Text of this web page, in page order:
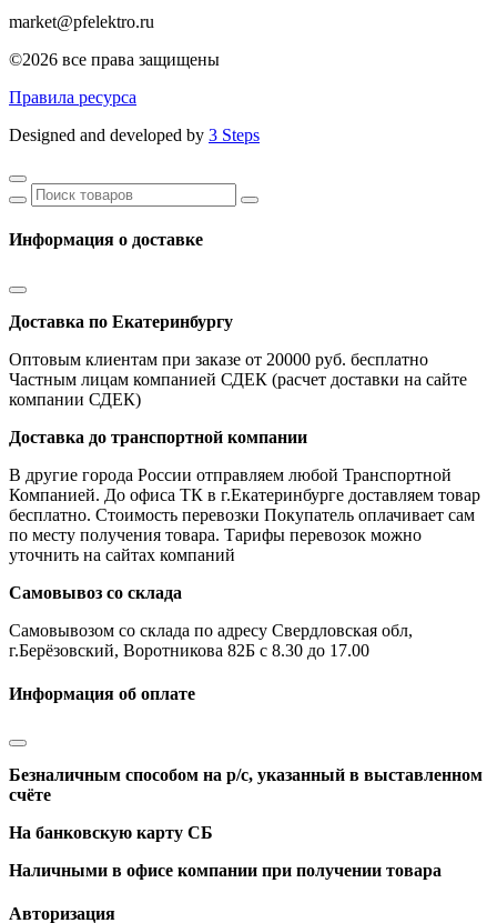
market@pfelektro.ru
©2026 все права защищены
Правила ресурса
Designed and developed by 3 Steps
Информация о доставке
Доставка по Екатеринбургу
Оптовым клиентам при заказе от 20000 руб. бесплатно
Частным лицам компанией СДЕК (расчет доставки на сайте
компании СДЕК)
Доставка до транспортной компании
В другие города России отправляем любой Транспортной
Компанией. До офиса ТК в г.Екатеринбурге доставляем товар
бесплатно. Стоимость перевозки Покупатель оплачивает сам
по месту получения товара. Тарифы перевозок можно
уточнить на сайтах компаний
Самовывоз со склада
Самовывозом со склада по адресу Свердловская обл,
г.Берёзовский, Воротникова 82Б с 8.30 до 17.00
Информация об оплате
Безналичным способом на р/с, указанный в выставленном
счёте
На банковскую карту СБ
Наличными в офисе компании при получении товара
Авторизация